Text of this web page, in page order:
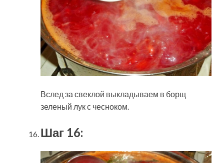
Вслед за свеклой выкладываем в борщ
зеленый лук с чесноком.
Шаг 16: